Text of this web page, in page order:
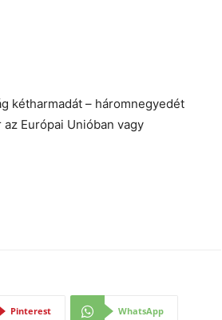
kétharmadát – háromnegyedét
Európai Unióban vagy
Pinterest WhatsApp